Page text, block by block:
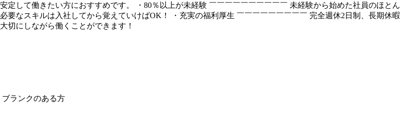
して働きたい方におすすめです。 ・80％以上が未経験 ￣￣￣￣￣￣￣￣￣￣ 未経験から始めた社員のほとん
要なスキルは入社してから覚えていけばOK！ ・充実の福利厚生 ￣￣￣￣￣￣￣￣￣ 完全週休2日制、長期休暇
切にしながら働くことができます！
ブランクのある方